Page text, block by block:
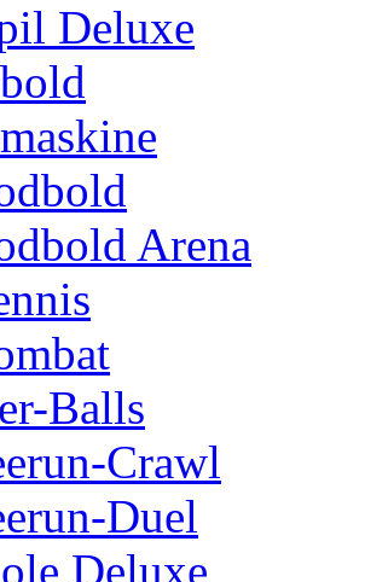
Deluxe
Arena
Balls
Crawl
Duel
Deluxe